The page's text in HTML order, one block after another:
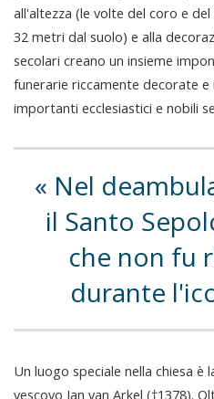
all'altezza (le volte del coro e
32 metri dal suolo) e alla
secolari creano un insieme
funerarie riccamente decorate
importanti ecclesiastici e nobili
Nel
il Santo
che non fu
durante
Un luogo speciale nella chiesa è
vescovo Jan van Arkel (†1378).